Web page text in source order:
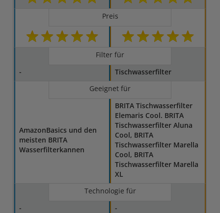
Preis
Filter für
-
Tischwasserfilter
Geeignet für
AmazonBasics und den
meisten BRITA
Wasserfilterkannen
BRITA Tischwasserfilter
Elemaris Cool. BRITA
Tischwasserfilter Aluna
Cool, BRITA
Tischwasserfilter Marella
Cool, BRITA
Tischwasserfilter Marella
XL
Technologie für
-
-